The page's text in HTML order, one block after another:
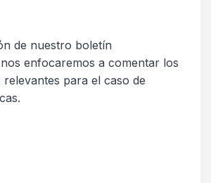
de nuestro boletín
nos enfocaremos a comentar los
relevantes para el caso de